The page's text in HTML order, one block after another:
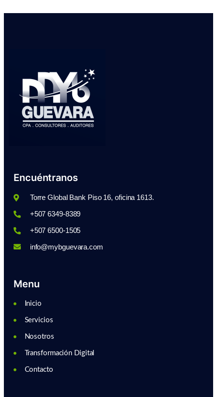
Encuéntranos
Torre Global Bank Piso 16, oficina 1613.
+507 6349-8389
+507 6500-1505
info@mybguevara.com
Menu
Inicio
Servicios
Nosotros
Transformación Digital
Contacto